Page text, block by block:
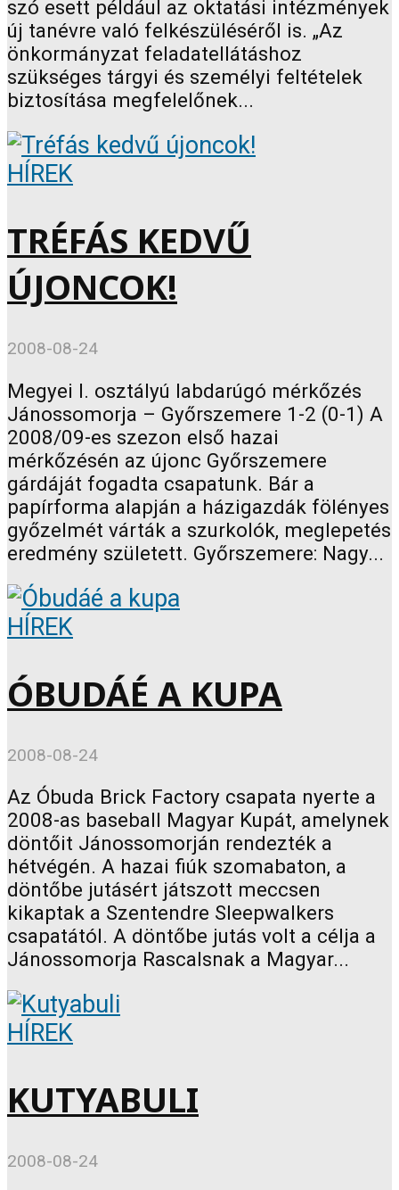
szó esett például az oktatási intézmények
új tanévre való felkészüléséről is. „Az
önkormányzat feladatellátáshoz
szükséges tárgyi és személyi feltételek
biztosítása megfelelőnek...
HÍREK
TRÉFÁS KEDVŰ
ÚJONCOK!
2008-08-24
Megyei I. osztályú labdarúgó mérkőzés
Jánossomorja – Győrszemere 1-2 (0-1) A
2008/09-es szezon első hazai
mérkőzésén az újonc Győrszemere
gárdáját fogadta csapatunk. Bár a
papírforma alapján a házigazdák fölényes
győzelmét várták a szurkolók, meglepetés
eredmény született. Győrszemere: Nagy...
HÍREK
ÓBUDÁÉ A KUPA
2008-08-24
Az Óbuda Brick Factory csapata nyerte a
2008-as baseball Magyar Kupát, amelynek
döntőit Jánossomorján rendezték a
hétvégén. A hazai fiúk szomabaton, a
döntőbe jutásért játszott meccsen
kikaptak a Szentendre Sleepwalkers
csapatától. A döntőbe jutás volt a célja a
Jánossomorja Rascalsnak a Magyar...
HÍREK
KUTYABULI
2008-08-24